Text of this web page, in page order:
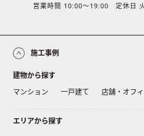
営業時間 10:00〜19:00 定休日
施工事例
建物から探す
マンション
一戸建て 店舗・オフ
エリアから探す